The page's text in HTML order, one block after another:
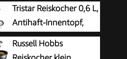
Tristar Reiskocher 0,6 L,
Antihaft-Innentopf,
Warmhalte- und
Kompaktes
Russell Hobbs